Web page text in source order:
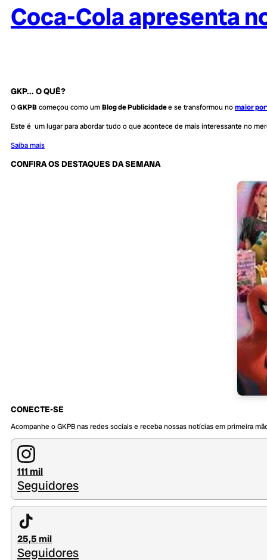
Coca-Cola apresenta
GKP... O QUÊ?
OGKPBcomeçou como umBlog de Publicidadee se transformou nomaior
Este é um lugar para abordar tudo o que acontece de mais interessante no
Saiba mais
CONFIRA OS DESTAQUES DA SEMANA
CONECTE-SE
Acompanhe o GKPB nas redes sociais e receba nossas notícias em primeira
111 mil
Seguidores
25,5 mil
Seguidores